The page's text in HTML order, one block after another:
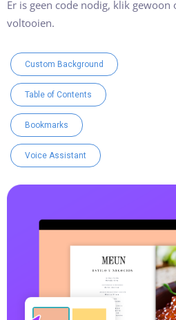
Er is geen code nodig, klik
voltooien.
Custom Background
Table of Contents
Bookmarks
Voice Assistant